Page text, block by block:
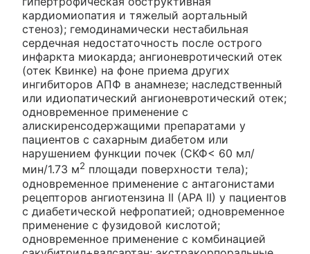
кардиомиопатия и тяжелый аортальный
стеноз); гемодинамически нестабильная
сердечная недостаточность после острого
инфаркта миокарда; ангионевротический отек
(отек Квинке) на фоне приема других
ингибиторов АПФ в анамнезе; наследственный
или идиопатический ангионевротический отек;
одновременное применение с
алискиренсодержащими препаратами у
пациентов с сахарным диабетом или
нарушением функции почек (СКФ< 60 мл/
мин/1.73 м2 площади поверхности тела);
одновременное применение с антагонистами
рецепторов ангиотензина II (АРА II) у пациентов
с диабетической нефропатией; одновременное
применение с фузидовой кислотой;
одновременное применение с комбинацией